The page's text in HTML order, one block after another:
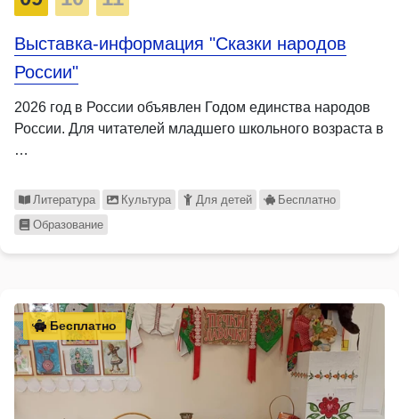
Выставка-информация "Сказки народов
России"
2026 год в России объявлен Годом единства народов
России. Для читателей младшего школьного возраста в
…
Литература Культура Для детей
Бесплатно
Образование
Бесплатно